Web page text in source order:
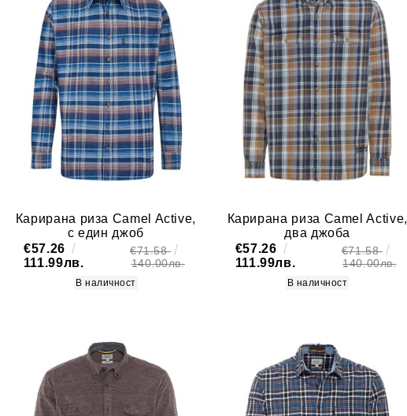
Карирана риза Camel Active,
с един джоб
€57.26
111.99лв.
€71.58
140.00лв.
В наличност
Карирана риза Camel Active,
два джоба
€57.26
111.99лв.
€71.58
140.00лв.
В наличност